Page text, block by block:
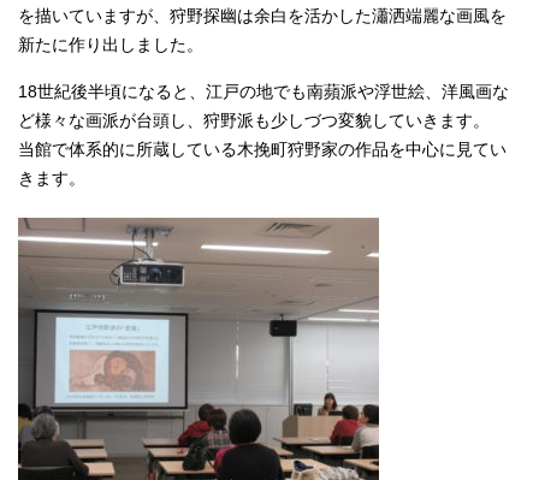
を描いていますが、狩野探幽は余白を活かした瀟洒端麗な画風を
新たに作り出しました。
18世紀後半頃になると、江戸の地でも南蘋派や浮世絵、洋風画な
ど様々な画派が台頭し、狩野派も少しづつ変貌していきます。
当館で体系的に所蔵している木挽町狩野家の作品を中心に見てい
きます。